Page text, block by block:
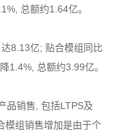
总额约1.64亿。
8.13亿; 贴合模组同比
1.4%, 总额约3.99亿。
品销售, 包括LTPS及
模组销售增加是由于个